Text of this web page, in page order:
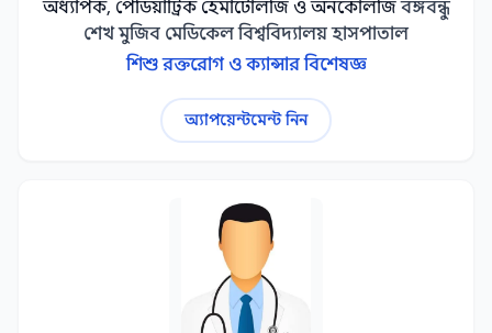
বার্ন সার্জন 1 বিহেভিওরাল সায়েন্টিস্ট 1
মৃগীরোগ বিশেষজ্ঞ রক্তরোগ বিশেষজ্ঞ
অধ্যাপক, পেডিয়াট্রিক হেমাটোলজি ও অনকোলজি বঙ্গবন্ধু
শেখ মুজিব মেডিকেল বিশ্ববিদ্যালয় হাসপাতাল
শিশু রক্তরোগ ও ক্যান্সার বিশেষজ্ঞ
অ্যাপয়েন্টমেন্ট নিন